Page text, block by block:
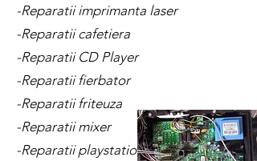
-Reparatii imprimanta laser
-Reparatii cafetiera
-Reparatii CD Player
-Reparatii fierbator
-Reparatii friteuza
-Reparatii mixer
-Reparatii playstation